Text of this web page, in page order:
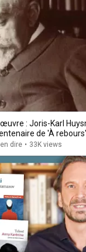
: Joris-Karl
de 'À rebours'
dire • 33K views